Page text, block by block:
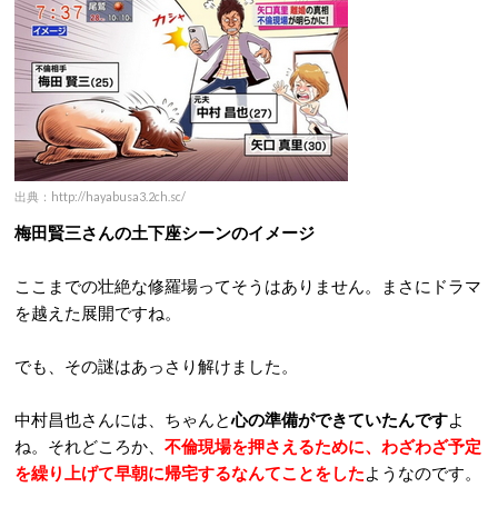
出典：http://hayabusa3.2ch.sc/
梅田賢三さんの土下座シーンのイメージ
ここまでの壮絶な修羅場ってそうはありません。まさにドラマ
を越えた展開ですね。
でも、その謎はあっさり解けました。
中村昌也さんには、ちゃんと心の準備ができていたんですよ
ね。それどころか、 不倫現場を押さえるために、わざわざ予定
を繰り上げて早朝に帰宅するなんてことをしたようなのです。